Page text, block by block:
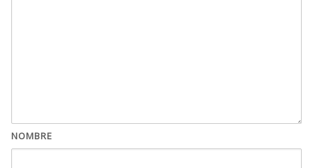
NOMBRE